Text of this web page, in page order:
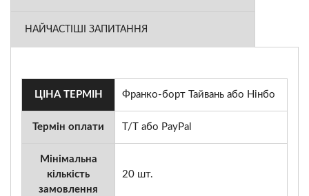
НАЙЧАСТІШІ ЗАПИТАННЯ
ЦІНА ТЕРМІН Франко-борт Тайвань або Нінбо
Термін оплати T/T або PayPal
Мінімальна
кількість
замовлення
20 шт.